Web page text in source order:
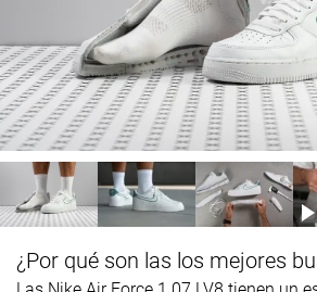
¿Por qué son las los mejores